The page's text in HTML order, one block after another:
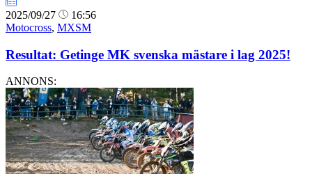
2025/09/27
16:56
Motocross, MXSM
Resultat: Getinge MK svenska mästare i lag 2025!
ANNONS: